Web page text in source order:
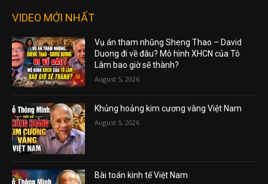
VIDEO MỚI NHẤT
Vụ án tham nhũng Sheng Thao – David
Duong đi về đâu? Mô hình XHCN của Tô
Lâm bao giờ sẽ thành?
August 5, 2026
Khủng hoảng kim cương vàng Việt Nam
August 5, 2026
Bài toán kinh tế Việt Nam